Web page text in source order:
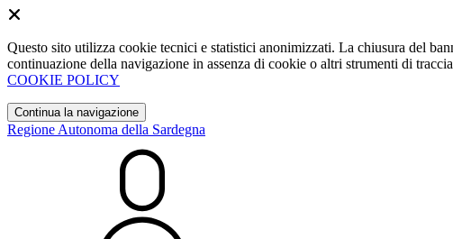
Questo sito utilizza cookie tecnici e statistici anonimizzati. La chiusura del
continuazione della navigazione in assenza di cookie o altri strumenti di
COOKIE POLICY
Continua la navigazione
Regione Autonoma della Sardegna